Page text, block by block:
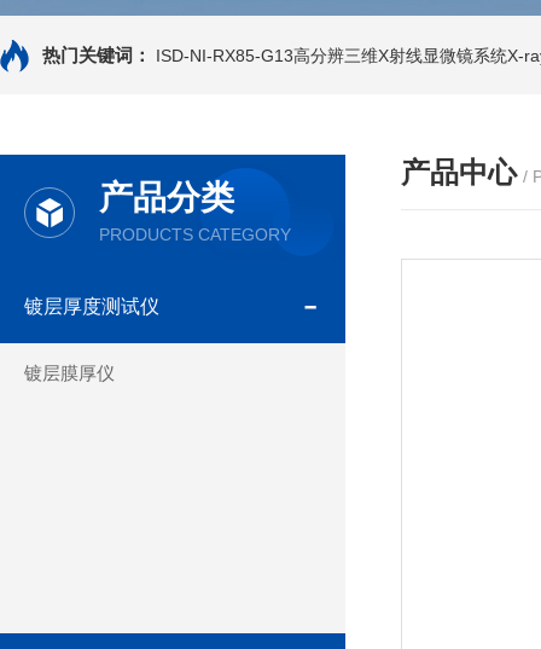
热门关键词： ISD-NI-RX85-G13高分辨三维X射线显微镜系统X-
产品分类
PRODUCTS CATEGORY
镀层厚度测试仪
镀层膜厚仪
产品中心 /